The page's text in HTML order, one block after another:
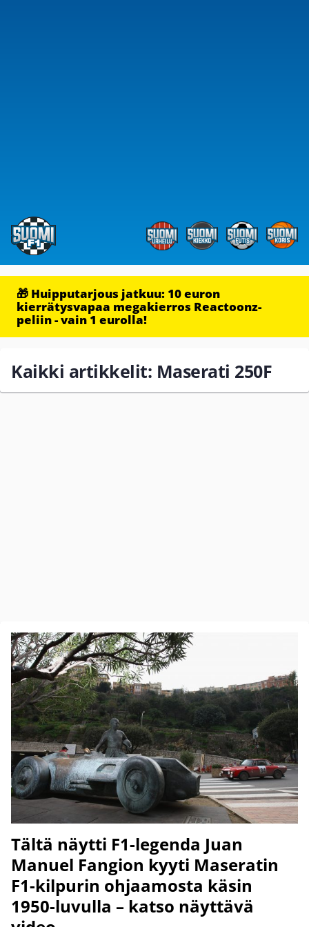
🎁 Huipputarjous jatkuu: 10 euron
kierrätysvapaa megakierros Reactoonz-
peliin - vain 1 eurolla!
Kaikki artikkelit: Maserati 250F
Tältä näytti F1-legenda Juan
Manuel Fangion kyyti Maseratin
F1-kilpurin ohjaamosta käsin
1950-luvulla – katso näyttävä